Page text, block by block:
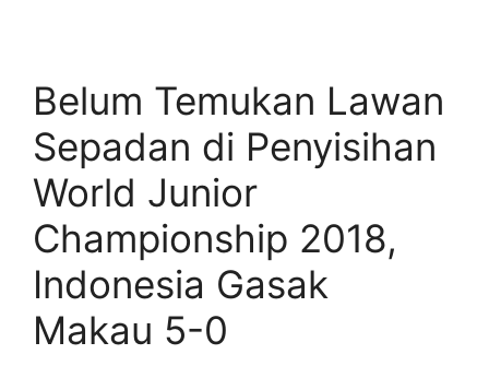
Belum Temukan Lawan
Sepadan di Penyisihan
World Junior
Championship 2018,
Indonesia Gasak
Makau 5-0